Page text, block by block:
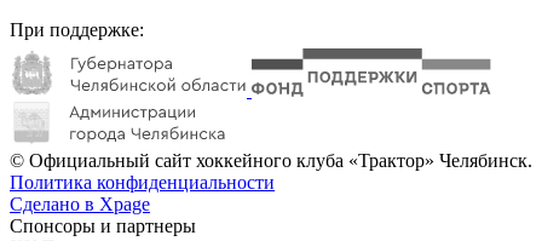
При поддержке:
© Официальный сайт хоккейного клуба «Трактор» Челябинск.
Политика конфиденциальности
Сделано в Xpage
Спонсоры и партнеры